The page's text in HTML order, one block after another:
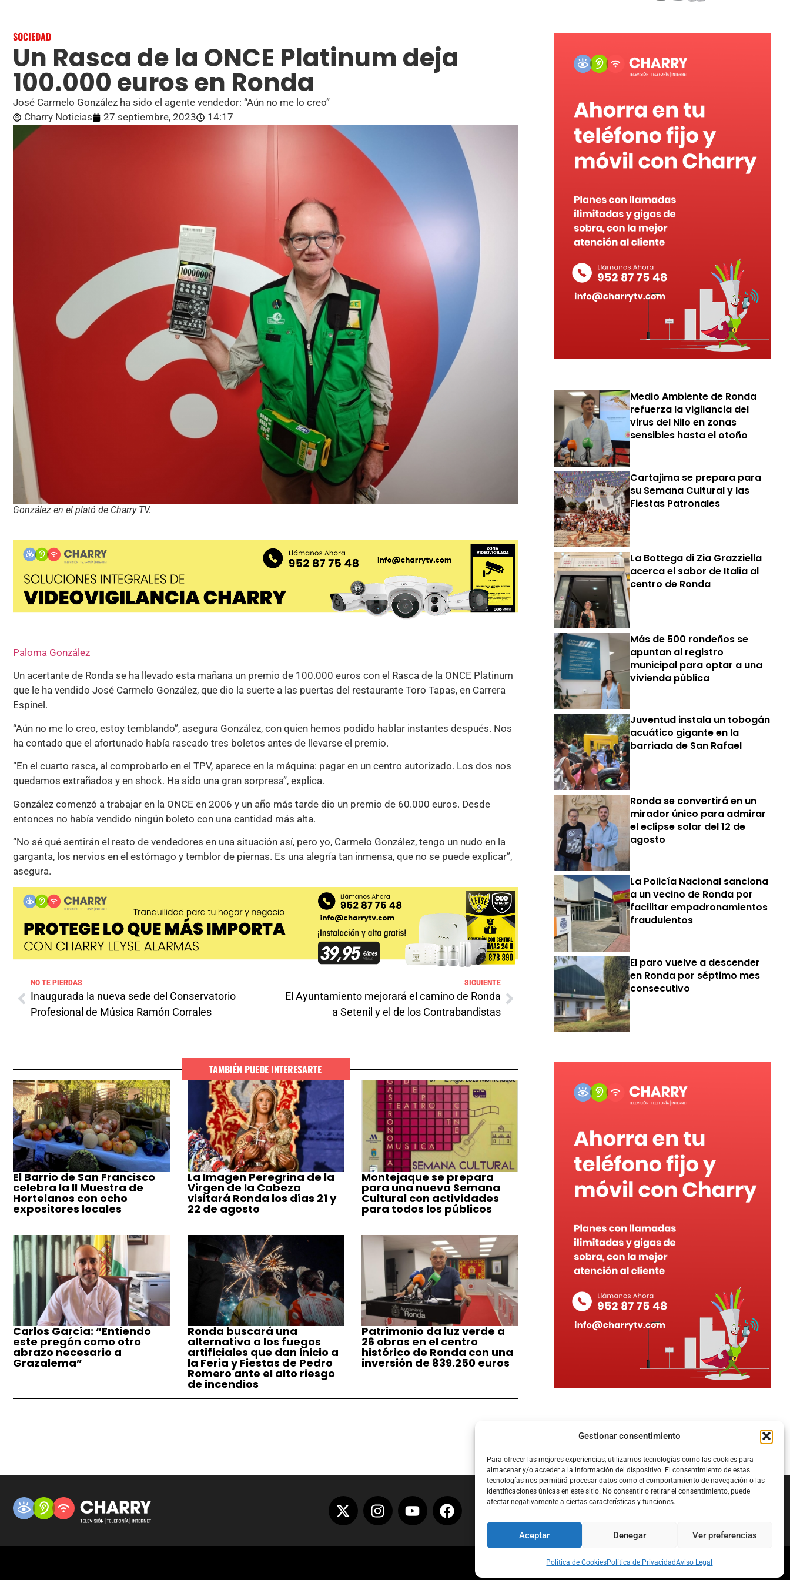
Gestionar consentimiento
Para ofrecer las mejores experiencias, utilizamos tecnologías como las cookies para
almacenar y/o acceder a la información del dispositivo. El consentimiento de estas
tecnologías nos permitirá procesar datos como el comportamiento de navegación o las
identificaciones únicas en este sitio. No consentir o retirar el consentimiento, puede
afectar negativamente a ciertas características y funciones.
Aceptar Denegar Ver preferencias
Política de CookiesPolítica de PrivacidadAviso Legal
SOCIEDAD
Un Rasca de la ONCE Platinum deja
100.000 euros en Ronda
José Carmelo González ha sido el agente vendedor: “Aún no me lo creo”
Charry Noticias
27 septiembre, 2023 14:17
González en el plató de Charry TV.
Paloma González
Un acertante de Ronda se ha llevado esta mañana un premio de 100.000 euros con el Rasca de la ONCE Platinum
que le ha vendido José Carmelo González, que dio la suerte a las puertas del restaurante Toro Tapas, en Carrera
Espinel.
“Aún no me lo creo, estoy temblando”, asegura González, con quien hemos podido hablar instantes después. Nos
ha contado que el afortunado había rascado tres boletos antes de llevarse el premio.
“En el cuarto rasca, al comprobarlo en el TPV, aparece en la máquina: pagar en un centro autorizado. Los dos nos
quedamos extrañados y en shock. Ha sido una gran sorpresa”, explica.
González comenzó a trabajar en la ONCE en 2006 y un año más tarde dio un premio de 60.000 euros. Desde
entonces no había vendido ningún boleto con una cantidad más alta.
“No sé qué sentirán el resto de vendedores en una situación así, pero yo, Carmelo González, tengo un nudo en la
garganta, los nervios en el estómago y temblor de piernas. Es una alegría tan inmensa, que no se puede explicar”,
asegura.
NO TE PIERDAS
Inaugurada la nueva sede del Conservatorio
Profesional de Música Ramón Corrales
SIGUIENTE
El Ayuntamiento mejorará el camino de Ronda
a Setenil y el de los Contrabandistas
TAMBIÉN PUEDE INTERESARTE
El Barrio de San Francisco
celebra la II Muestra de
Hortelanos con ocho
expositores locales
La Imagen Peregrina de la
Virgen de la Cabeza
visitará Ronda los días 21 y
22 de agosto
Montejaque se prepara
para una nueva Semana
Cultural con actividades
para todos los públicos
Carlos García: “Entiendo
este pregón como otro
abrazo necesario a
Grazalema”
Ronda buscará una
alternativa a los fuegos
artificiales que dan inicio a
la Feria y Fiestas de Pedro
Romero ante el alto riesgo
de incendios
Patrimonio da luz verde a
26 obras en el centro
histórico de Ronda con una
inversión de 839.250 euros
Medio Ambiente de Ronda
refuerza la vigilancia del
virus del Nilo en zonas
sensibles hasta el otoño
Cartajima se prepara para
su Semana Cultural y las
Fiestas Patronales
La Bottega di Zia Grazziella
acerca el sabor de Italia al
centro de Ronda
Más de 500 rondeños se
apuntan al registro
municipal para optar a una
vivienda pública
Juventud instala un tobogán
acuático gigante en la
barriada de San Rafael
Ronda se convertirá en un
mirador único para admirar
el eclipse solar del 12 de
agosto
La Policía Nacional sanciona
a un vecino de Ronda por
facilitar empadronamientos
fraudulentos
El paro vuelve a descender
en Ronda por séptimo mes
consecutivo
Política de CookiesPolítica de PrivacidadAcerca de Nosotros